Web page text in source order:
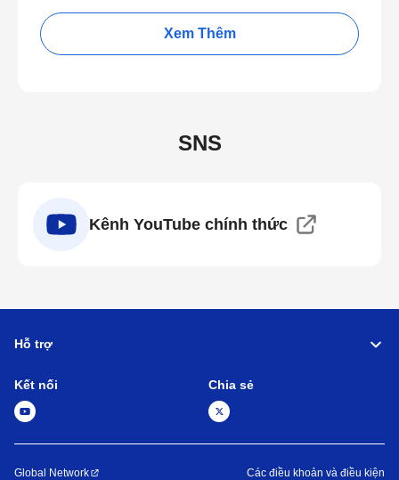
Xem Thêm
SNS
Kênh YouTube chính thức
Hỗ trợ
Kết nối Chia sẻ
Global Network Các điều khoản và điều kiện